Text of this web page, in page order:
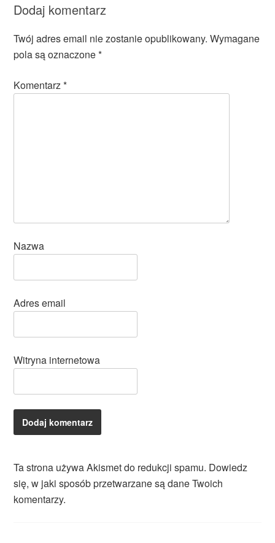
Dodaj komentarz
Twój adres email nie zostanie opublikowany. Wymagane
pola są oznaczone*
Komentarz*
Nazwa
Adres email
Witryna internetowa
Ta strona używa Akismet do redukcji spamu. Dowiedz
się, w jaki sposób przetwarzane są dane Twoich
komentarzy.